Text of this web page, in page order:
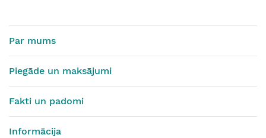
Par mums
Piegāde un maksājumi
Fakti un padomi
Informācija